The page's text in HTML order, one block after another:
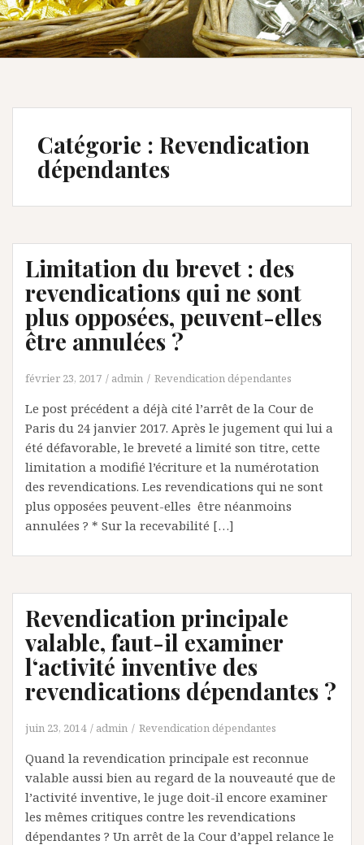
Catégorie : Revendication
dépendantes
Limitation du brevet : des
revendications qui ne sont
plus opposées, peuvent-elles
être annulées ?
février 23, 2017 admin Revendication dépendantes
Le post précédent a déjà cité l’arrêt de la Cour de
Paris du 24 janvier 2017. Après le jugement qui lui a
été défavorable, le breveté a limité son titre, cette
limitation a modifié l’écriture et la numérotation
des revendications. Les revendications qui ne sont
plus opposées peuvent-elles être néanmoins
annulées ? * Sur la recevabilité […]
Revendication principale
valable, faut-il examiner
l‘activité inventive des
revendications dépendantes ?
juin 23, 2014 admin Revendication dépendantes
Quand la revendication principale est reconnue
valable aussi bien au regard de la nouveauté que de
l’activité inventive, le juge doit-il encore examiner
les mêmes critiques contre les revendications
dépendantes ? Un arrêt de la Cour d’appel relance le